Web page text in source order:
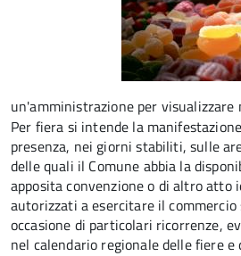
un'amministrazione per
Per fiera si intende la
presenza, nei giorni stabiliti, sulle
delle quali il Comune abbia la
apposita convenzione o di altro atto
autorizzati a esercitare il commercio
occasione di particolari ricorrenze,
nel calendario regionale delle fiere e